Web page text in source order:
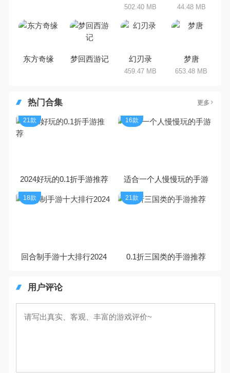
502.40 MB 44.48 MB
东方奇缘 梦回西游记 幻刃录
459.47 MB
梦唐
653.48 MB
热门合集 更多
2024好玩的0.1折手游推荐
21款
适合一个人慢慢玩的手游
16款
回合制手游十大排行2024
18款
0.1折三国类的手游推荐
21款
用户评论